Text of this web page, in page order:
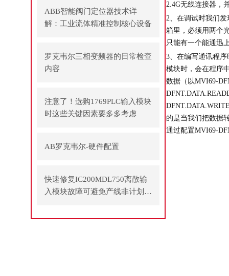
ABB智能阀门定位器技术详
解：工业流体精准控制核心设备
罗克韦尔三相变频器的日常检查
内容
注意了！选购1769PLC输入模块
时这些关键因素要多多考虑
AB罗克韦尔-硬件配置
快速修复IC200MDL750离散输
入模块故障可避免产线非计划停
2.4G无线连接器，
2、在调试时我们发
箱里，必须用两个
只能有一个能通迅
3、在编写通讯程
模块时，会在程序
数据（以MVI69-
的是当我们把数据
通过配置MVI69-